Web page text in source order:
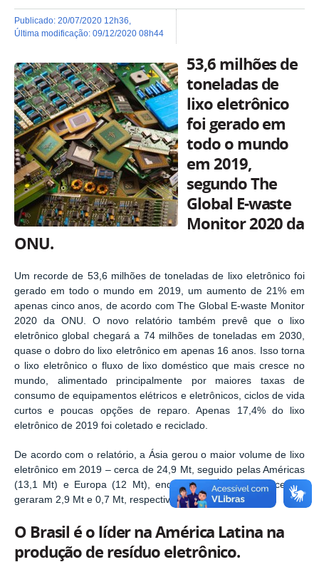
publicado: 20/07/2020 12h36
última modificação: 09/12/2020 08h44
53,6 milhões de
toneladas de
lixo eletrônico
foi gerado em
todo o mundo
em 2019,
segundo The
Global E-waste
Monitor 2020 da
ONU.
Um recorde de 53,6 milhões de toneladas de lixo eletrônico foi
gerado em todo o mundo em 2019, um aumento de 21% em
apenas cinco anos, de acordo com The Global E-waste Monitor
2020 da ONU. O novo relatório também prevê que o lixo
eletrônico global chegará a 74 milhões de toneladas em 2030,
quase o dobro do lixo eletrônico em apenas 16 anos. Isso torna
o lixo eletrônico o fluxo de lixo doméstico que mais cresce no
mundo, alimentado principalmente por maiores taxas de
consumo de equipamentos elétricos e eletrônicos, ciclos de vida
curtos e poucas opções de reparo. Apenas 17,4% do lixo
eletrônico de 2019 foi coletado e reciclado.
De acordo com o relatório, a Ásia gerou o maior volume de lixo
eletrônico em 2019 – cerca de 24,9 Mt, seguido pelas Américas
(13,1 Mt) e Europa (12 Mt), enquanto a África e a Oceania
geraram 2,9 Mt e 0,7 Mt, respectivamente.
O Brasil é o líder na América Latina na
produção de resíduo eletrônico.